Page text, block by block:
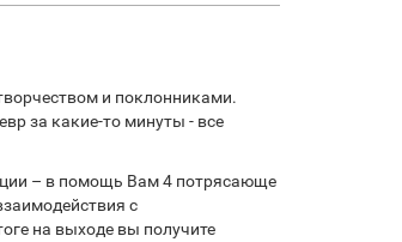
и поклонниками.
за какие-то минуты - все
– в помощь Вам 4 потрясающе
с
на выходе вы получите